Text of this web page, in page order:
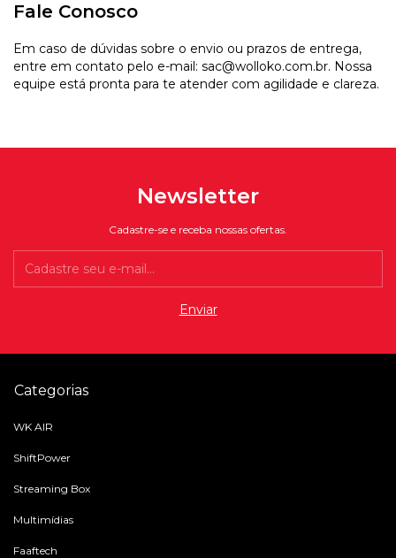
Fale Conosco
Em caso de dúvidas sobre o envio ou prazos de entrega,
entre em contato pelo e-mail: sac@wolloko.com.br. Nossa
equipe está pronta para te atender com agilidade e clareza.
Newsletter
Cadastre-se e receba nossas ofertas.
Categorias
WK AIR
ShiftPower
Streaming Box
Multimídias
Faaftech